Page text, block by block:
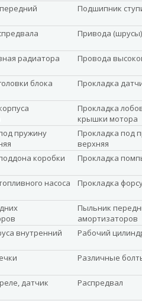
Подшипник
Привода (шрусы)
радиатора
Провода
блока
Прокладка
Прокладка
крышки мотора
пружину
Прокладка под
верхняя
коробки
Прокладка
насоса
Прокладка
Пыльник
амортизаторов
внутренний Рабочий
Различные
датчик
Распредвал